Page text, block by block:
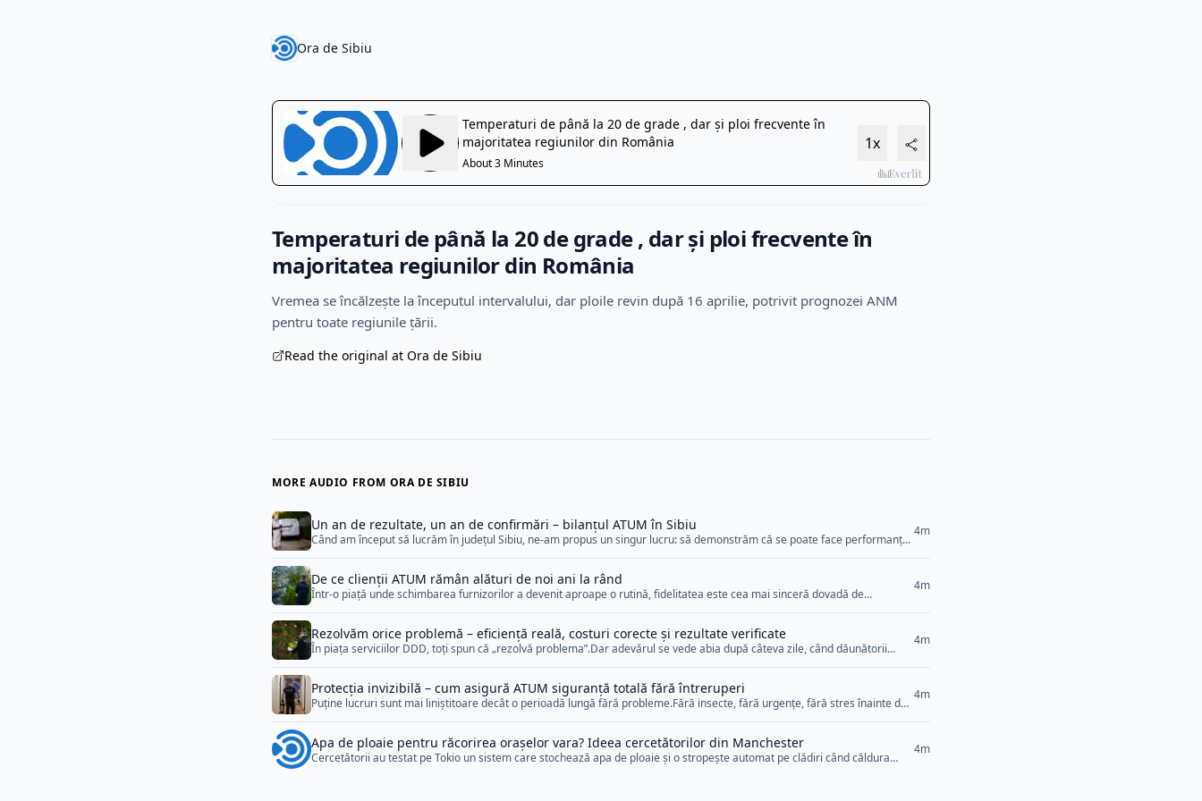
Ora de Sibiu
Temperaturi de până la 20 de grade , dar și ploi frecvente în
majoritatea regiunilor din România
Vremea se încălzește la începutul intervalului, dar ploile revin după 16 aprilie, potrivit prognozei ANM
pentru toate regiunile țării.
Read the original at Ora de Sibiu
MORE AUDIO FROM ORA DE SIBIU
Un an de rezultate, un an de confirmări – bilanțul ATUM în Sibiu
Când am început să lucrăm în județul Sibiu, ne-am propus un singur lucru: să demonstrăm că se poate face performanță
[&hellip;]
4m
De ce clienții ATUM rămân alături de noi ani la rând
Într-o piață unde schimbarea furnizorilor a devenit aproape o rutină, fidelitatea este cea mai sinceră dovadă de
grijă pentru fiecare client, indiferent de mărime. Încrederea [&hellip;]
4m
Rezolvăm orice problemă – eficiență reală, costuri corecte și rezultate verificate
În piața serviciilor DDD, toți spun că „rezolvă problema”.Dar adevărul se vede abia după câteva zile, când dăunătorii
corectitudine și stabilitate, [&hellip;]
4m
Protecția invizibilă – cum asigură ATUM siguranță totală fără întreruperi
Puține lucruri sunt mai liniștitoare decât o perioadă lungă fără probleme.Fără insecte, fără urgențe, fără stres înainte de
prezență constantă, [&hellip;]
4m
Apa de ploaie pentru răcorirea orașelor vara? Ideea cercetătorilor din Manchester
Cercetătorii au testat pe Tokio un sistem care stochează apa de ploaie și o stropește automat pe clădiri când căldura
4m